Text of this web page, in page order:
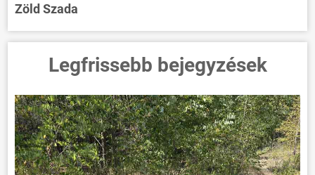
Zöld Szada
Legfrissebb bejegyzések